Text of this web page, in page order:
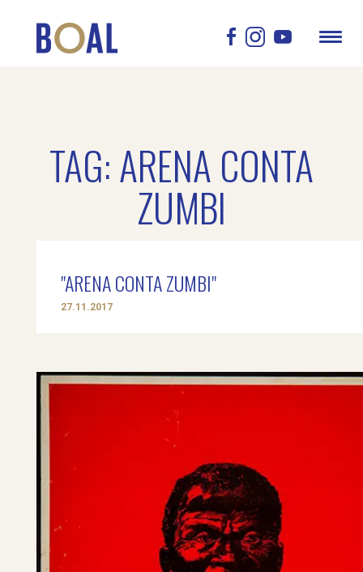
TAG: ARENA CONTA
ZUMBI
"ARENA CONTA ZUMBI"
27.11.2017